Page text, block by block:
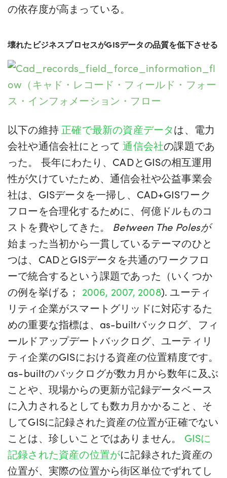
の依存度が高まっている。
壊れたビジネスプロセスがGISデータの品質を低下させる
以下の維持 正確で最新の資産データは、電力
会社や通信会社にとって通信会社の課題であ
った。 長年にわたり、CADとGISの相互運用
性が欠けていたため、通信会社や公益事業会
社は、GISデータを一掃し、CAD+GISワーク
フローを合理化するために、何億ドルものコ
ストを費やしてきた。 Between The Polesが
始まった当初から一貫しているテーマのひと
つは、CADとGISデータを共通のワークフロ
ーで統合するという課題であった（いくつか
の例を挙げる； 2006, 2007, 2008). ユーティ
リティ企業がスマートグリッドに対応するた
めの重要な指標は、as-builtバックログ、フィ
ールドアップデートバックログ、ユーティリ
ティ企業のGISにおける資産の位置精度です。
as-builtのバックログが数カ月から数年に及ぶ
ことや、現場からの更新が記録データベース
に入力されるとしても数カ月かかること、そ
してGISに記録された資産の位置が正確でない
ことは、珍しいことではありません。 GISに
記録された資産の位置がに記録された資産の
位置が、実際の位置から街区単位でずれてし